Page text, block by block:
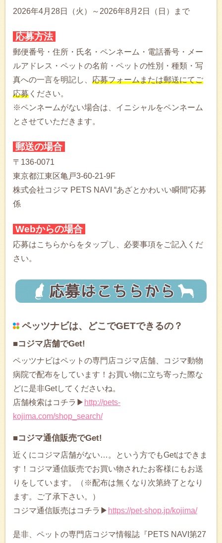
2026年4月28日（火）～2026年8月2日（日）まで
応募方法
郵便番号・住所・氏名・ペンネーム・電話番号・メー
ルアドレス・ペットの名前・ペットの性別・種類・写
真への一言を明記し、 応募フォームまたは郵送にてご
応募 ください。
※ペンネームがない場合は、イニシャルをペンネーム
とさせていただきます。
郵送の場合
〒136-0071
東京都江東区亀戸3-60-21-9F
株式会社コジマ PETS NAVI “あざとかわいい瞬間”応募
係
Webからの場合
応募はこちらからをタップし、必要事項をご記入くだ
さい。
ペッツナビは、どこでGETできるの？
■コジマ店舗でGet!
ペッツナビはペットの専門店コジマ店舗、コジマ動物
病院で配布をしています！お買い物に立ち寄った際な
どに是非Getしてくださいね。
店舗検索はコチラ▶ http://pets-
kojima.com/shop_search/
■コジマ通信販売でGet!
近くにコジマ店舗がない…。という方でもGetはできま
す！コジマ通信販売でお買い物されたお客様にもお送
りをしています。（※配布は無くなり次第終了となり
ます。ご了承下さい。）
コジマ通信販売はコチラ▶ https://pet-shop.jp/kojima/
是非、ペットの専門店コジマ情報誌『PETS NAVI第27